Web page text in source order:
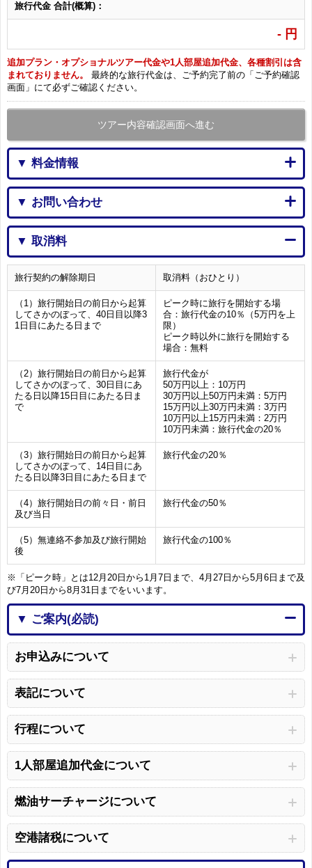
旅行代金 合計(概算)：
- 円
追加プラン・オプショナルツアー代金や1人部屋追加代金、各種割引は含
まれておりません。
最終的な旅行代金は、ご予約完了前の「ご予約確認
画面」にて必ずご確認ください。
ツアー内容確認画面へ進む
▼ 料金情報
▼ お問い合わせ
▼ 取消料
旅行契約の解除期日 取消料（おひとり）
（1）旅行開始日の前日から起算
してさかのぼって、40日目以降3
1日目にあたる日まで
ピーク時に旅行を開始する場
合：旅行代金の10％（5万円を上
限）
ピーク時以外に旅行を開始する
場合：無料
（2）旅行開始日の前日から起算
してさかのぼって、30日目にあ
たる日以降15日目にあたる日ま
で
旅行代金が
50万円以上：10万円
30万円以上50万円未満：5万円
15万円以上30万円未満：3万円
10万円以上15万円未満：2万円
10万円未満：旅行代金の20％
（3）旅行開始日の前日から起算
してさかのぼって、14日目にあ
たる日以降3日目にあたる日まで
旅行代金の20％
（4）旅行開始日の前々日・前日
及び当日
旅行代金の50％
（5）無連絡不参加及び旅行開始
後
旅行代金の100％
※「ピーク時」とは12月20日から1月7日まで、4月27日から5月6日まで及
び7月20日から8月31日までをいいます。
▼ ご案内(必読)
お申込みについて
表記について
行程について
1人部屋追加代金について
燃油サーチャージについて
空港諸税について